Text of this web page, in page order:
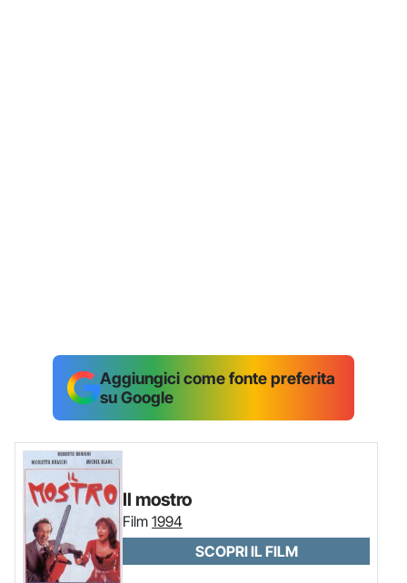
Aggiungici come fonte preferita
su Google
Il mostro
Film 1994
SCOPRI IL FILM